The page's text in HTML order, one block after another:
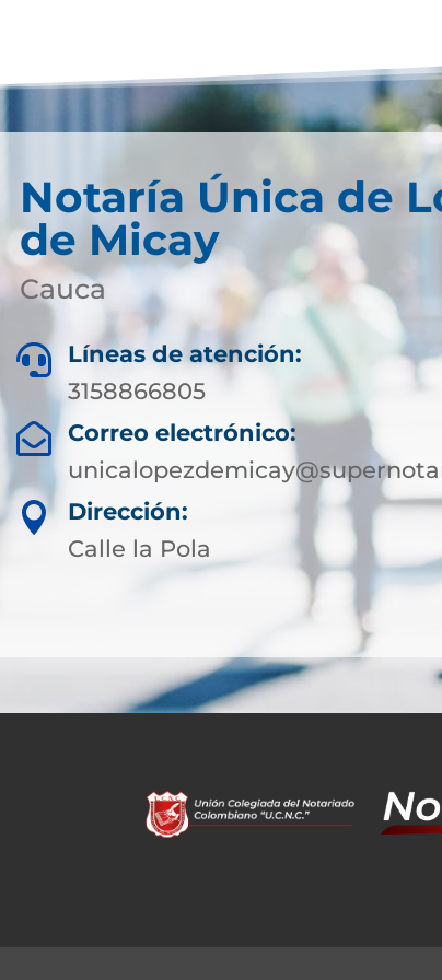
Notaría Única de
de Micay
Cauca

Líneas de atención:
3158866805

Correo electrónico:

Dirección:
Calle la Pola